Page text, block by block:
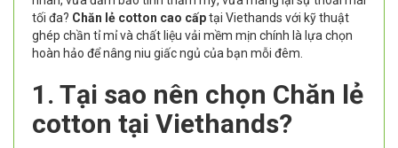
tối đa? Chăn lẻ cotton cao cấptại Viethands với kỹ thuật
ghép chần tỉ mỉ và chất liệu vải mềm mịn chính là lựa chọn
hoàn hảo để nâng niu giấc ngủ của bạn mỗi đêm.
1. Tại sao nên chọn Chăn lẻ
cotton tại Viethands?